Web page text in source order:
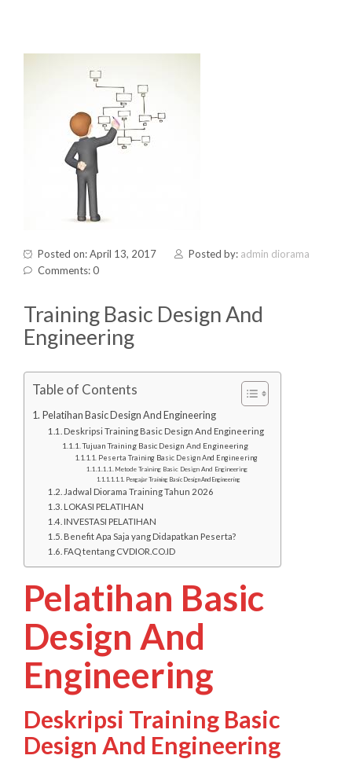
Posted on: April 13, 2017 Posted by: admin diorama
Comments: 0
Training Basic Design And
Engineering
Table of Contents
Pelatihan Basic Design And Engineering
Deskripsi Training Basic Design And Engineering
Tujuan Training Basic Design And Engineering
Peserta Training Basic Design And Engineering
Metode Training Basic Design And Engineering
Pengajar Training Basic Design And Engineering
Jadwal Diorama Training Tahun 2026
LOKASI PELATIHAN
INVESTASI PELATIHAN
Benefit Apa Saja yang Didapatkan Peserta?
FAQ tentang CVDIOR.CO.ID
Pelatihan Basic
Design And
Engineering
Deskripsi Training Basic
Design And Engineering